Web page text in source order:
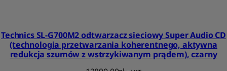
Technics SL-G700M2 odtwarzacz sieciowy Super Audio CD
(technologia przetwarzania koherentnego, aktywna
redukcja szumów z wstrzykiwanym prądem), czarny